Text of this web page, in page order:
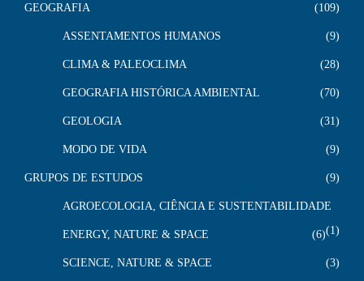
GEOGRAFIA 109
ASSENTAMENTOS HUMANOS 9
CLIMA & PALEOCLIMA 28
GEOGRAFIA HISTÓRICA AMBIENTAL 70
GEOLOGIA 31
MODO DE VIDA 9
GRUPOS DE ESTUDOS 9
AGROECOLOGIA, CIÊNCIA E SUSTENTABILIDADE
1
ENERGY, NATURE & SPACE 6
SCIENCE, NATURE & SPACE 3